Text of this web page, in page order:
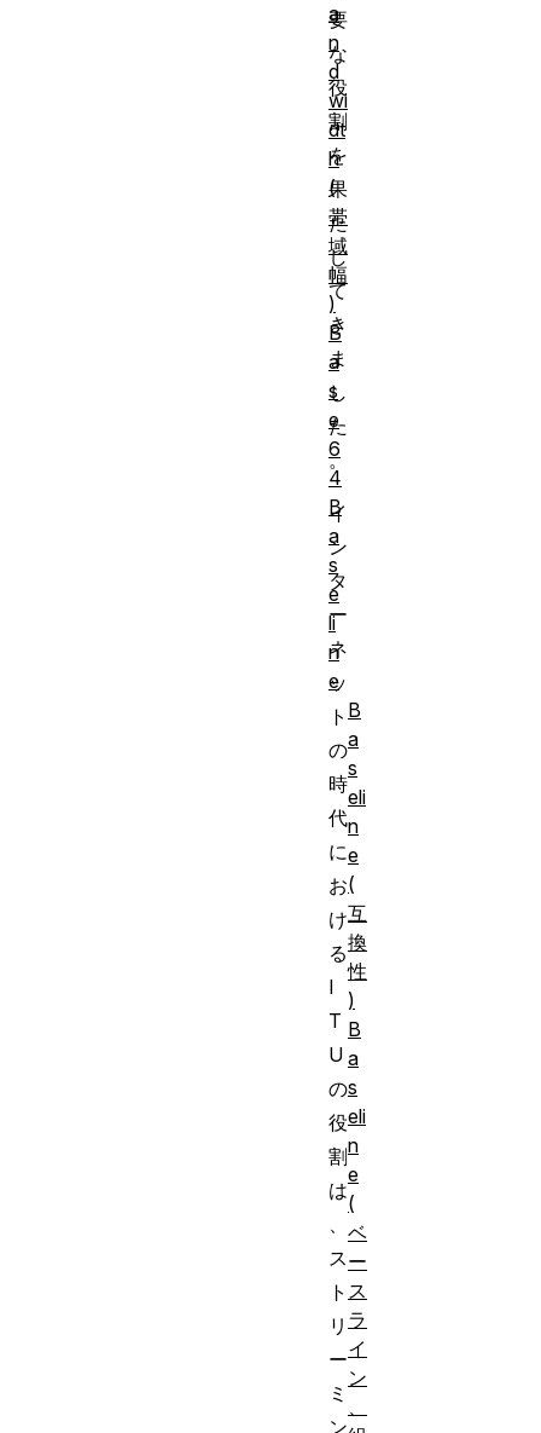
要
な
役
割
を
果
た
し
て
き
ま
し
た
。
イ
ン
タ
ー
ネ
ッ
ト
の
時
代
に
お
け
る
I
T
U
の
役
割
は
ス
ト
リ
ー
ミ
ン
a
n
d
wi
dt
h
(
帯
域
幅
)
B
a
s
e
6
4
B
a
s
e
li
n
e
B
a
s
eli
n
e
(
互
換
性
)
B
a
s
eli
n
e
(
ベ
ー
ス
ラ
イ
ン
、